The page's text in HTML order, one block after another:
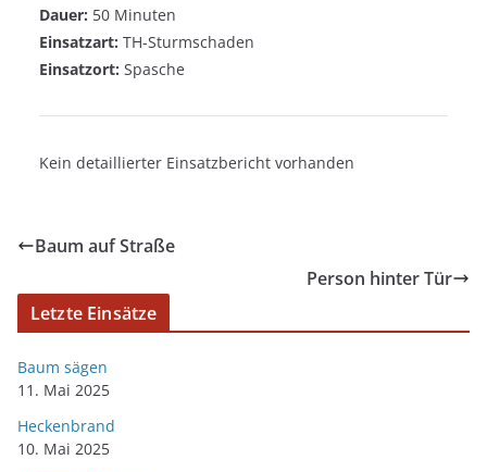
Dauer: 50 Minuten
Einsatzart: TH-Sturmschaden
Einsatzort: Spasche
Kein detaillierter Einsatzbericht vorhanden
Baum auf Straße
Person hinter Tür
Letzte Einsätze
Baum sägen
11. Mai 2025
Heckenbrand
10. Mai 2025